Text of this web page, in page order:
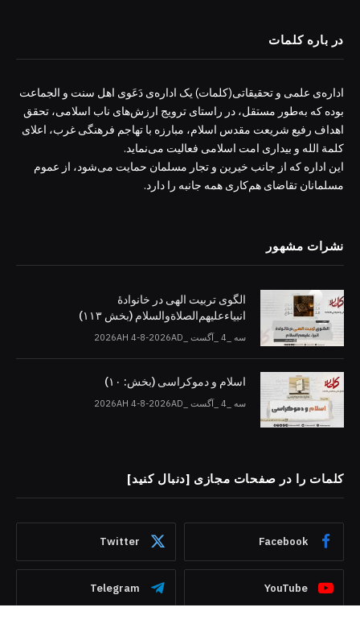
در باره کلمات
اداره‌ی علمی و تحقیقاتی(کلمات) یک اداره‌ی دَعَوی اهل سنت و الجماعت
بوده که به‌طور مستقل، در راستای ترویج ارزش‌های ناب اسلامی، تحقق
اهداف رفیع شریعت مقدس اسلام، مبارزه با تهاجم فرهنگی غرب، اعلای
کلمة الله و بیداری امت اسلامی فعالیت می‌نماید.
این اداره که از جانب خیرین و تجار مسلمان حمایت می‌شود، از عموم
مسلمانان تقاضای هم‌کاری همه جانبه را دارد.
نشرات مشهور
الگوی تربیت الهی در خانوادۀ
انبیاءعلیهم‌الصلاةو‌السلام (بخش ۱۱۳)
سه _4 _آگست _2026AH 4-8-2026AD
اسلام و دموکراسی (بخش: ۱۰)
سه _4 _آگست _2026AH 4-8-2026AD
کلمات را در صفحات مجازی [دنبال کنید]
Facebook
Twitter
YouTube
Telegram